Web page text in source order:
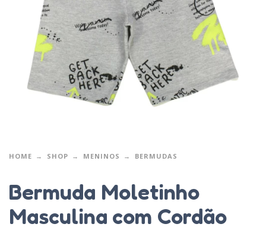
HOME SHOP MENINOS BERMUDAS
Bermuda Moletinho
Masculina com Cordão